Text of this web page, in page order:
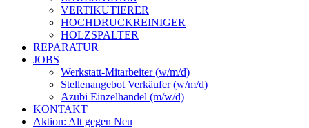
VERTIKUTIERER
HOCHDRUCKREINIGER
HOLZSPALTER
REPARATUR
JOBS
Werkstatt-Mitarbeiter (w/m/d)
Stellenangebot Verkäufer (w/m/d)
Azubi Einzelhandel (m/w/d)
KONTAKT
Aktion: Alt gegen Neu